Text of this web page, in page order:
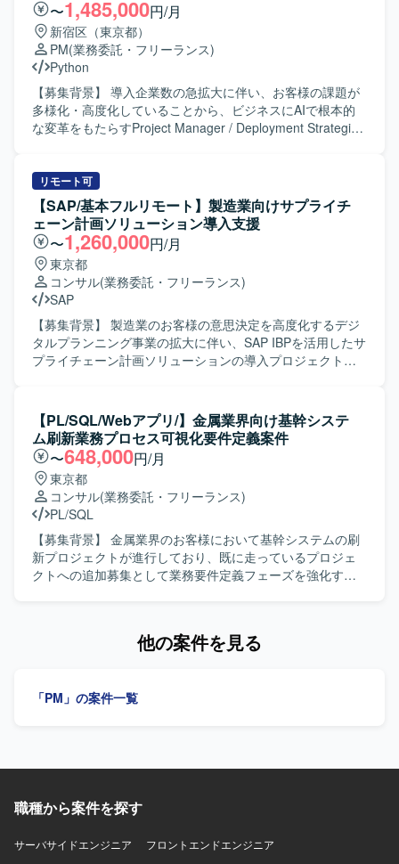
おり、業務要件定義やシステム仕様検討フェーズを中心に
ご担当いただきます。
門性が高い新領域の業務においても早期にキャッチアップ
を図り、理解が早い方を求めています。高いコミュニケー
ション能力を活かし、フットワーク軽くステークホルダー
に歩み寄り、合意形成を促進できる方、自ら課題解決に踏
み込み、粘り強くやり切る姿勢をお持ちの方、QCDの観点
で論点を整理し、解決策を示唆して意思決定を支援できる
方が望ましいです。 【ポジションの魅力】 新サービス立ち
関与できるポジションです。BPRや業務改革の経験を活か
しつつ、基盤系ソフトの知見を用いてサービス全体の設計
に寄与することができます。 【開発環境】 要件定義および
業務整理を中心とした上流工程フェーズとなり、ドキュメ
ンテーションツールを活用しながら資料作成や検討を行い
ます。
〜1,485,000円/月
新宿区（東京都）
PM(業務委託・フリーランス)
Python
【募集背景】 導入企業数の急拡大に伴い、お客様の課題が
多様化・高度化していることから、ビジネスにAIで根本的
な変革をもたらすProject Manager / Deployment Strategist
ロジェクトマネージャーとして、クライアントの業務理解
と課題特定を行い、潜在的な課題を見抜きます。AI活用の
全体戦略やロードマップを策定し、段階的な導入計画を提
案します。提案書の作成や顧客へのプレゼンテーションな
どの提案活動を行います。PRDや要件定義書、仕様書の作
成を通じて要件定義と仕様策定を進め、開発チームのマネ
ジメントやスケジュール、品質、コスト管理などのプロジ
ェクトマネジメントを行います。顧客折衝やリレーション
構築を通じて、継続案件や拡大案件につなげる信頼関係を
構築します。生成AIの技術検証やプロンプトチューニング
など自ら手を動かして技術検証やプロトタイピングを行
質なカルチャーに抵抗がなく、お客様の中に深く入り込み
潜在課題を見抜いて提案できる方が望ましいです。コンサ
ルティングとテクノロジーの両軸で価値を発揮でき、自ら
AIツールを触りプロンプトをチューニングする等の現場作
業をいとわない泥臭さのある方を求めています。営業や開
発チームと自発的かつ高頻度なコミュニケーションを取れ
る方、中長期視点で顧客に深く伴走するマインドを持ち、
AIを活用して顧客の売上や事業をグロースさせる攻めの推
進ができる方が理想です。 【ポジションの魅力】 AX戦略の
立案から要件定義、開発推進、導入・定着まで一貫して携
の両方をリードでき、スタートアップならではのスピード
で省力化することで、より価値を生む活動に集中できる環
リモート可
【SAP/基本フルリモート】製造業向けサプライチ
ェーン計画ソリューション導入支援
〜1,260,000円/月
東京都
コンサル(業務委託・フリーランス)
SAP
【募集背景】 製造業のお客様の意思決定を高度化するデジ
タルプランニング事業の拡大に伴い、SAP IBPを活用したサ
プライチェーン計画ソリューションの導入プロジェクトを
（S&OP）の立案から実行までの最適化支援を行っていただ
きます。 組立/プロセス製造業におけるサプライチェーン計
画（PSI）の業務分析を実施し、監視・計画要件の定義など
の上流工程を担当していただきます。 クライアントの現場
担当者やステークホルダーとの要件調整を行い、リレーシ
ョンを構築していただきます。 単独でのプロジェクト推
進、または3〜4名規模のチームを主導していただきます。
【求める人物像】 高度な専門性と主体性を持ってプロジェ
クトを強力に牽引していただける方を求めています。 現場
のメンバーやお客様を巻き込んで、裁量を持って主体的に
できるポジションです。 上流工程から関わることで、クラ
計画ソリューションを活用したクラウド環境での業務とな
【PL/SQL/Webアプリ/】金属業界向け基幹システ
ム刷新業務プロセス可視化要件定義案件
〜648,000円/月
東京都
コンサル(業務委託・フリーランス)
PL/SQL
【募集背景】 金属業界のお客様において基幹システムの刷
新プロジェクトが進行しており、既に走っているプロジェ
クトへの追加募集として業務要件定義フェーズを強化する
よびシステムの As-Is 整理、To-Be 設計のための業務プロセ
庫、貿易がメインとなります。今後は秋頃よりシステム要
業務とシステムを As-Is で整理し、業務フローや業務一覧、
ます。対象である会計、生産、購買、在庫、貿易のいずれ
ります。 【ポジションの魅力】 既に走っているプロジェク
他の案件を見る
「PM」の案件一覧
職種から案件を探す
サーバサイドエンジニア
フロントエンドエンジニア